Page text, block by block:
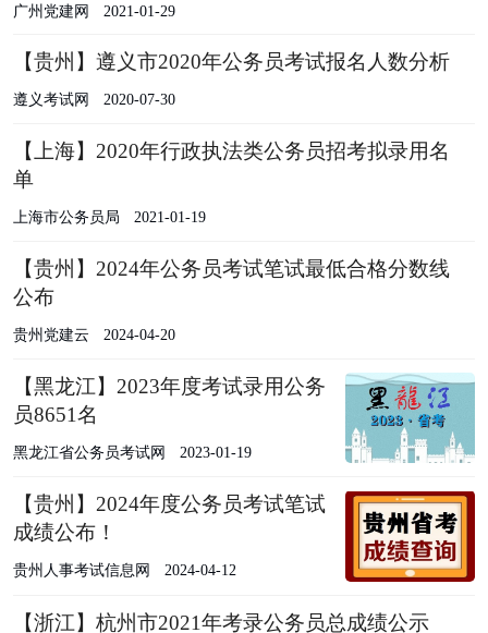
广州党建网 2021-01-29
【贵州】遵义市2020年公务员考试报名人数分析
遵义考试网 2020-07-30
【上海】2020年行政执法类公务员招考拟录用名
单
上海市公务员局 2021-01-19
【贵州】2024年公务员考试笔试最低合格分数线
公布
贵州党建云 2024-04-20
【黑龙江】2023年度考试录用公务
员8651名
黑龙江省公务员考试网 2023-01-19
【贵州】2024年度公务员考试笔试
成绩公布！
贵州人事考试信息网 2024-04-12
【浙江】杭州市2021年考录公务员总成绩公示